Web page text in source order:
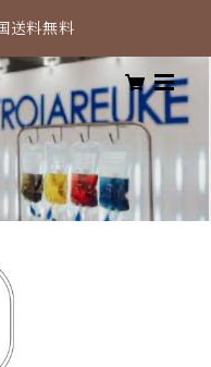
送料無料